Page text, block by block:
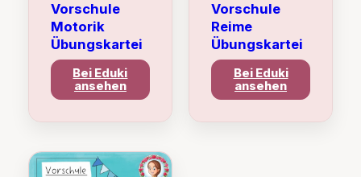
Vorschule
Motorik
Übungskartei
Bei Eduki
ansehen
Vorschule
Reime
Übungskartei
Bei Eduki
ansehen